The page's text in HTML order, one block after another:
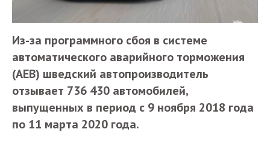
Из-за программного сбоя в системе
автоматического аварийного торможения
(AEB) шведский автопроизводитель
отзывает 736 430 автомобилей,
выпущенных в период с 9 ноября 2018 года
по 11 марта 2020 года.